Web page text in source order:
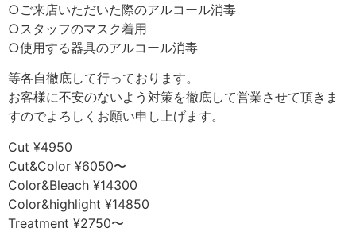
○ご来店いただいた際のアルコール消毒
○スタッフのマスク着用
○使用する器具のアルコール消毒
等各自徹底して行っております。
お客様に不安のないよう対策を徹底して営業させて頂きま
すのでよろしくお願い申し上げます。
Cut ¥4950
Cut&Color ¥6050〜
Color&Bleach ¥14300
Color&highlight ¥14850
Treatment ¥2750〜